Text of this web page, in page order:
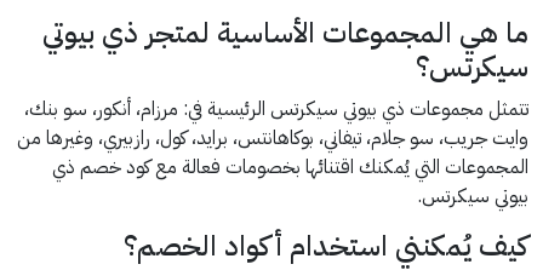
ما هي المجموعات الأساسية لمتجر ذي بيوتي
سيكرتس؟
تتمثل مجموعات ذي بيوتي سيكرتس الرئيسية في: مرزام، أنكور، سو بنك،
وايت جريب، سو جلام، تيفاني، بوكاهانتس، برايد، كول، رازبيري، وغيرها من
المجموعات التي يُمكنك اقتنائها بخصومات فعالة مع كود خصم ذي
بيوتي سيكرتس.
كيف يُمكنني استخدام أكواد الخصم؟